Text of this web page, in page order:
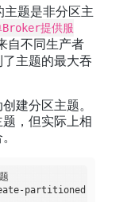
题是非分区主
Broker提供服
自不同生产者
主题的最大吞
建分区主题。
，但实际上相